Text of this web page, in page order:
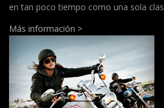
en tan poco tiempo como una sola
Más información >